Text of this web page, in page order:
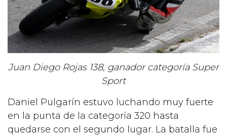
Juan Diego Rojas 138, ganador categoría Super
Sport
Daniel Pulgarín estuvo luchando muy fuerte
en la punta de la categoría 320 hasta
quedarse con el segundo lugar. La batalla fue